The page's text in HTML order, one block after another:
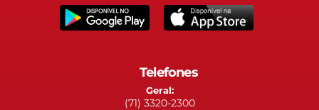
Telefones
Geral:
(71) 3320-2300